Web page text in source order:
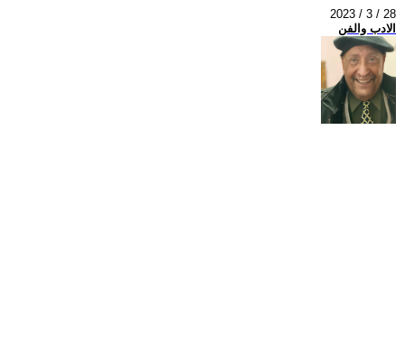
2023 / 3 / 28
الادب والفن